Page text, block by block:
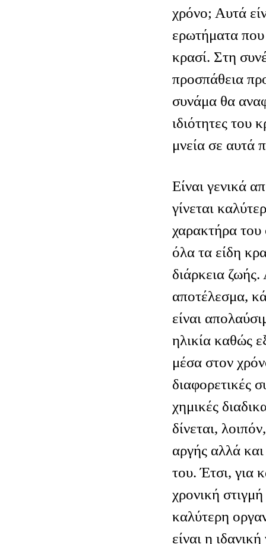
χρόνο; Αυτά
ερωτήματα που
κρασί. Στη
προσπάθεια
συνάμα θα
ιδιότητες του
μνεία σε αυτά
Είναι γενικά
γίνεται
χαρακτήρα
όλα τα είδη
διάρκεια
αποτέλεσμα,
είναι
ηλικία καθώς
μέσα στον
διαφορετικές
χημικές
δίνεται,
αργής αλλά
του. Έτσι, για
χρονική
καλύτερη
είναι η